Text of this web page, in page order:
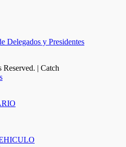
Delegados y Presidentes
| Catch